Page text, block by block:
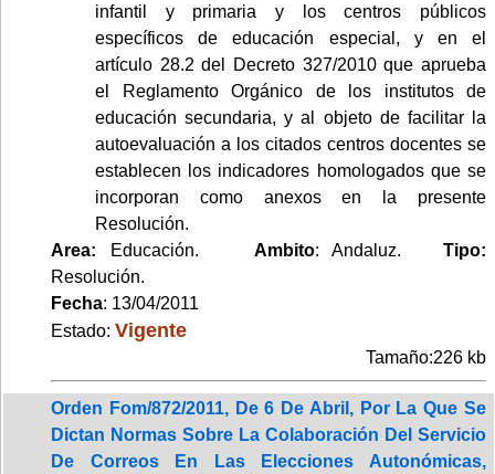
infantil y primaria y los centros públicos
específicos de educación especial, y en el
artículo 28.2 del Decreto 327/2010 que aprueba
el Reglamento Orgánico de los institutos de
educación secundaria, y al objeto de facilitar la
autoevaluación a los citados centros docentes se
establecen los indicadores homologados que se
incorporan como anexos en la presente
Resolución.
Area: Educación. Ambito: Andaluz.Tipo:
Resolución.
Fecha: 13/04/2011
Estado: Vigente
Tamaño:226 kb
Orden Fom/872/2011, De 6 De Abril, Por La Que Se
Dictan Normas Sobre La Colaboración Del Servicio
De Correos En Las Elecciones Autonómicas,